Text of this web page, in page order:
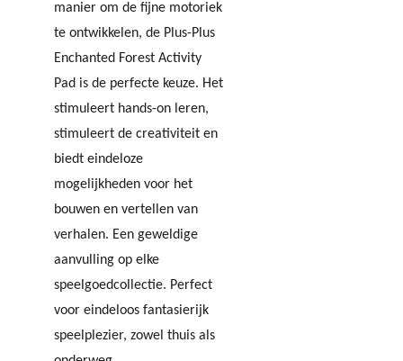
manier om de fijne motoriek
te ontwikkelen, de Plus-Plus
Enchanted Forest Activity
Pad is de perfecte keuze. Het
stimuleert hands-on leren,
stimuleert de creativiteit en
biedt eindeloze
mogelijkheden voor het
bouwen en vertellen van
verhalen. Een geweldige
aanvulling op elke
speelgoedcollectie. Perfect
voor eindeloos fantasierijk
speelplezier, zowel thuis als